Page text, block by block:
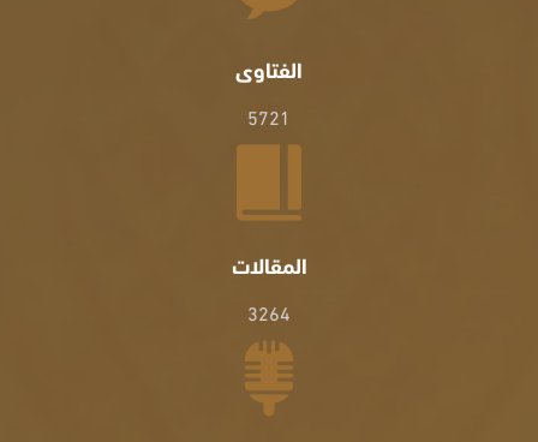
الفتاوى
5721
المقالات
3264